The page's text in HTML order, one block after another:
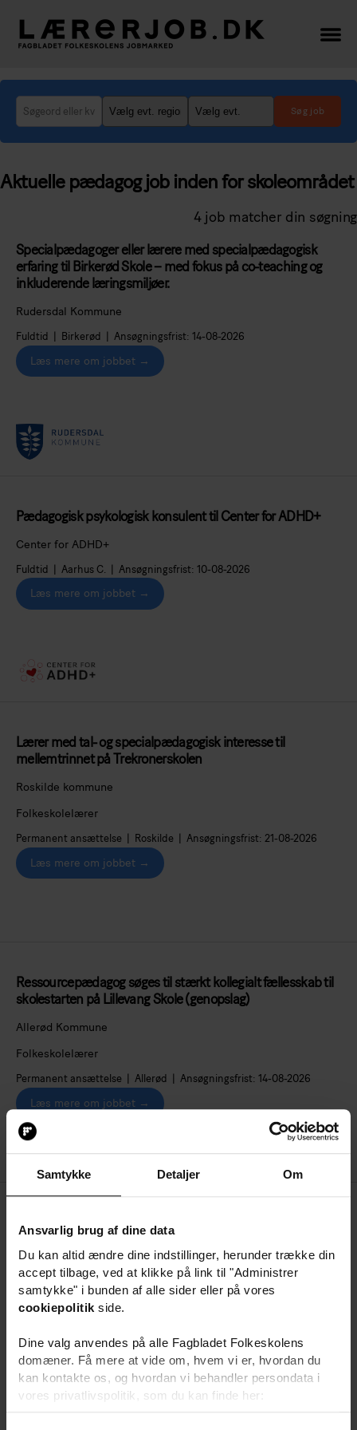
Samtykke Detaljer Om
Ansvarlig brug af dine data
Du kan altid ændre dine indstillinger, herunder trække din
accept tilbage, ved at klikke på link til "Administrer
samtykke" i bunden af alle sider eller på vores
cookiepolitik side.
Dine valg anvendes på alle Fagbladet Folkeskolens
domæner. Få mere at vide om, hvem vi er, hvordan du
kan kontakte os, og hvordan vi behandler persondata i
vores privatlivspolitik, som du kan finde her:
-
her
finder
du
de
lærer-
Aktuelle pædagog job inden for skoleområdet
4 job matcher din søgning
Specialpædagoger eller lærere med specialpædagogisk
erfaring til Birkerød Skole – med fokus på co-teaching og
inkluderende læringsmiljøer.
Rudersdal Kommune
Fuldtid | Birkerød | Ansøgningsfrist: 14-08-2026
Læs mere om jobbet →
Pædagogisk psykologisk konsulent til Center for ADHD+
Center for ADHD+
Fuldtid | Aarhus C. | Ansøgningsfrist: 10-08-2026
Læs mere om jobbet →
Lærer med tal- og specialpædagogisk interesse til
mellemtrinnet på Trekronerskolen
Roskilde kommune
Folkeskolelærer
Permanent ansættelse | Roskilde | Ansøgningsfrist: 21-08-2026
Læs mere om jobbet →
Ressourcepædagog søges til stærkt kollegialt fællesskab til
skolestarten på Lillevang Skole (genopslag)
Allerød Kommune
Folkeskolelærer
Permanent ansættelse | Allerød | Ansøgningsfrist: 14-08-2026
Læs mere om jobbet →
Annonce